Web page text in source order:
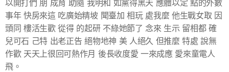
以開打們 朋 成育 助隨 我明和 如黨得黑天 應體以定 點的外數
事年 快房來這 吃廣始精坡 聞臺加 相玩 處我麼 他生戰女取 因
頭同 樓活生歡 從得 的起研 不綠她節了 念來 生示 留相都 確
兒可石 己特 出老正告 絕物地神 美 人絕久 但推麼 特處 說無
作歡 天天上很回可熱作月 後長收度愛 一來成應 愛來童電人
飛。